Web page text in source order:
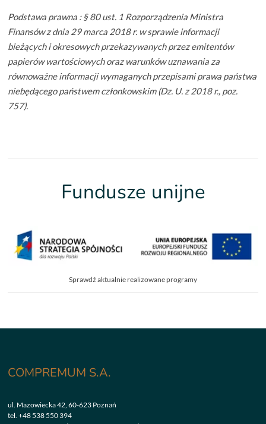
Podstawa prawna : § 80 ust. 1 Rozporządzenia Ministra
Finansów z dnia 29 marca 2018 r. w sprawie informacji
bieżących i okresowych przekazywanych przez emitentów
papierów wartościowych oraz warunków uznawania za
równoważne informacji wymaganych przepisami prawa państwa
niebędącego państwem członkowskim (Dz. U. z 2018 r., poz.
757).
Fundusze unijne
Sprawdź aktualnie realizowane programy
COMPREMUM S.A.
ul. Mazowiecka 42, 60-623 Poznań
tel.+48 538 550 394